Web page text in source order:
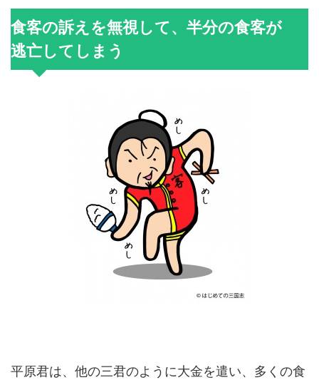
食客の訴えを無視して、半分の食客が
逃亡してしまう
平原君は、他の三君のように大金を遣い、多くの食